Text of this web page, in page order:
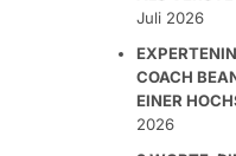
Juli 2026
COACH
EINER
2026